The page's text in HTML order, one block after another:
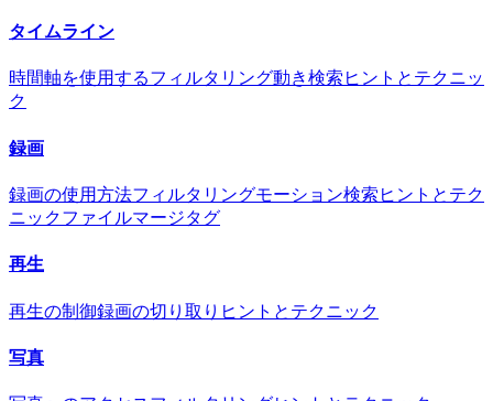
タイムライン
時間軸を使用するフィルタリング動き検索 ヒントとテクニッ
ク
録画
録画の使用方法フィルタリングモーション検索 ヒントとテク
ニックファイルマージタグ
再生
再生の制御録画の切り取り ヒントとテクニック
写真